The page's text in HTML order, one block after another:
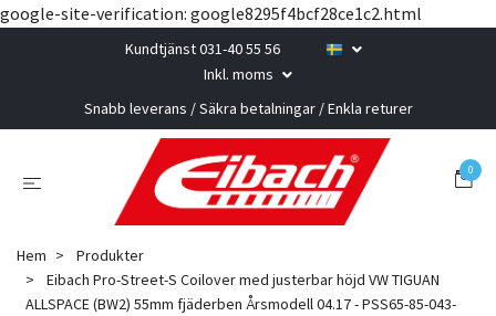
google-site-verification: google8295f4bcf28ce1c2.html
Kundtjänst 031-40 55 56
Inkl. moms
Snabb leverans / Säkra betalningar / Enkla returer
0
Hem
Produkter
Eibach Pro-Street-S Coilover med justerbar höjd VW TIGUAN
ALLSPACE (BW2) 55mm fjäderben Årsmodell 04.17 - PSS65-85-043-